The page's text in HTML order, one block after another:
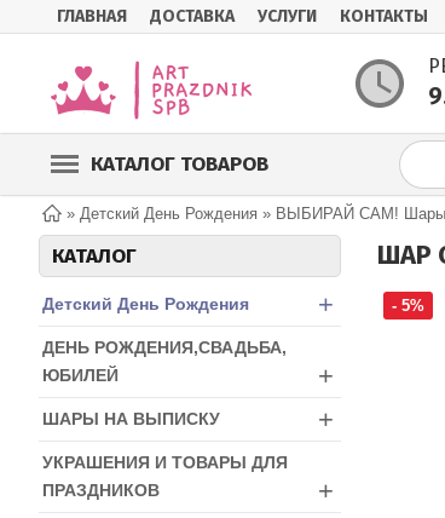
ГЛАВНАЯ ДОСТАВКА УСЛУГИ КОНТАКТЫ
КАТАЛОГ ТОВАРОВ
» Детский День Рождения » ВЫБИРАЙ САМ! Шары
КАТАЛОГ
Детский День Рождения +
ДЕНЬ РОЖДЕНИЯ,СВАДЬБА,
ЮБИЛЕЙ
+
ШАРЫ НА ВЫПИСКУ +
УКРАШЕНИЯ И ТОВАРЫ ДЛЯ
ПРАЗДНИКОВ
+
ШАР
- 5%